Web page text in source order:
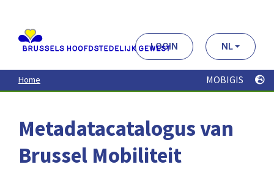
contenu
principal
LOGIN NL
Home MOBIGIS
Metadatacatalogus van
Brussel Mobiliteit